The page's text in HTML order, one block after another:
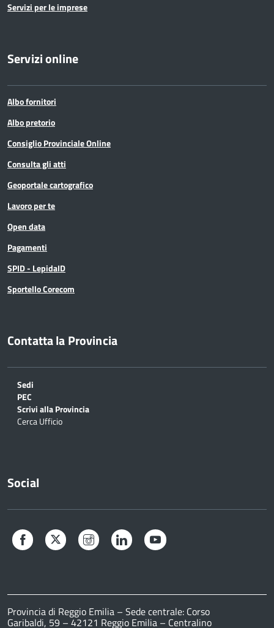
Servizi per le imprese
Servizi online
Albo fornitori
Albo pretorio
Consiglio Provinciale Online
Consulta gli atti
Geoportale cartografico
Lavoro per te
Open data
Pagamenti
SPID - LepidaID
Sportello Corecom
Contatta la Provincia
Sedi
PEC
Scrivi alla Provincia
Cerca Ufficio
Social
Facebook Twitter Instagram LinkedIn
Provincia di Reggio Emilia – Sede centrale: Corso
Garibaldi, 59 – 42121 Reggio Emilia – Centralino